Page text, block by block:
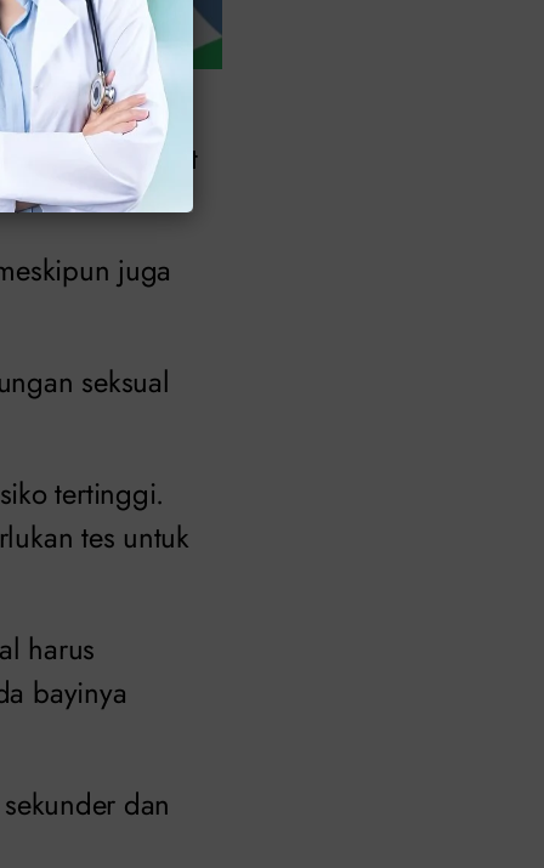
masuk ke kulit
juga
seksual
tertinggi.
tes untuk
harus
bayinya
dan